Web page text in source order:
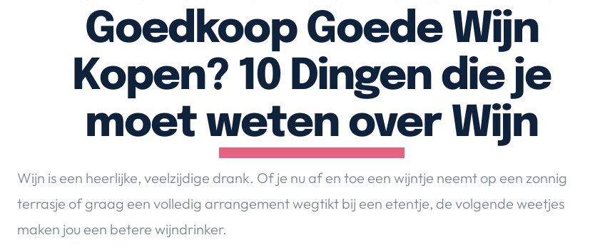
Goedkoop Goede Wijn
Kopen? 10 Dingen die je
moet weten over Wijn
Wijn is een heerlijke, veelzijdige drank. Of je nu af en toe een wijntje neemt op een zonnig
terrasje of graag een volledig arrangement wegtikt bij een etentje, de volgende weetjes
maken jou een betere wijndrinker.